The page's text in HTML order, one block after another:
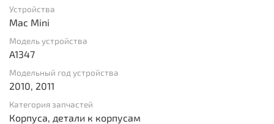
Устройства
Mac Mini
Модель устройства
A1347
Модельный год устройства
2010, 2011
Категория запчастей
Корпуса, детали к корпусам